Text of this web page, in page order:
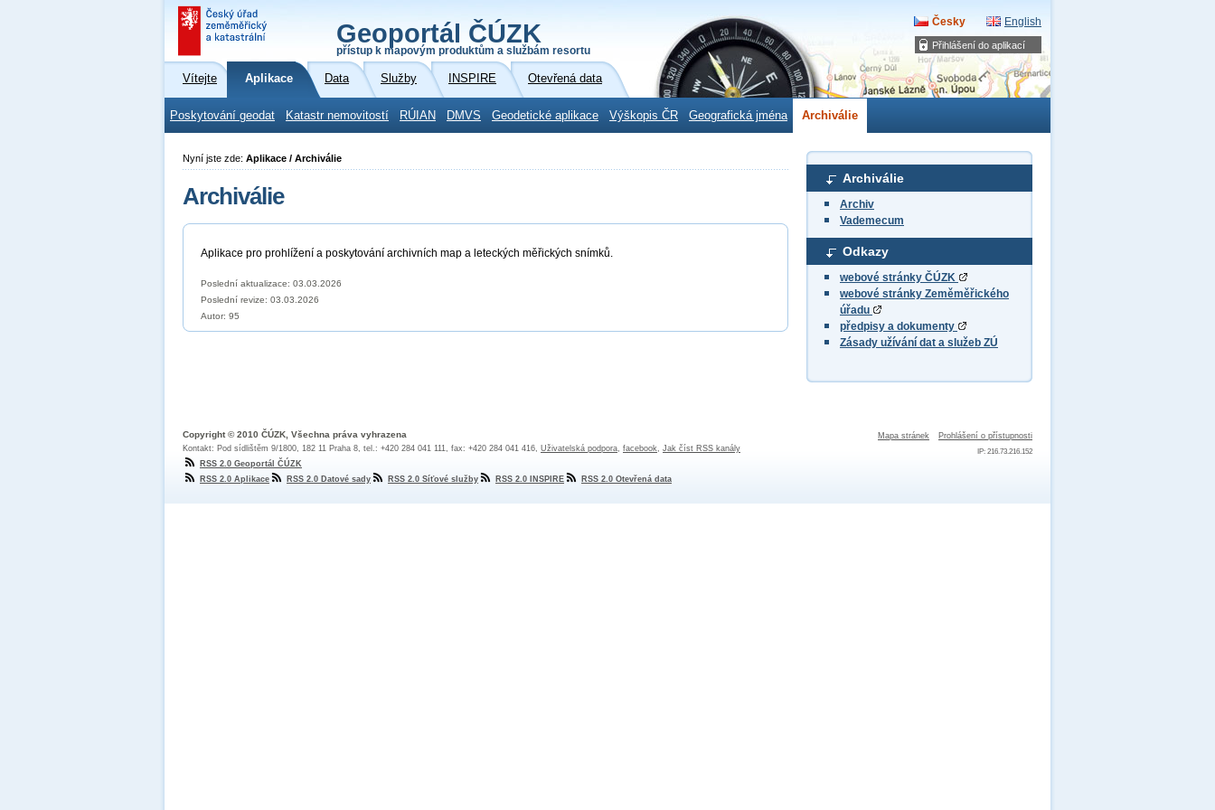
Přihlášení do aplikací
Geoportál ČÚZK
přístup k mapovým produktům a službám resortu
Česky English
Vítejte Aplikace Data Služby INSPIRE Otevřená data
Poskytování geodat Katastr nemovitostí RÚIAN DMVS Geodetické aplikace Výškopis ČR Geografická jména Archiválie
Archiválie
Archiv
Vademecum
Odkazy
webové stránky ČÚZK
webové stránky Zeměměřického
úřadu
předpisy a dokumenty
Zásady užívání dat a služeb ZÚ
Nyní jste zde: Aplikace / Archiválie
Archiválie
Aplikace pro prohlížení a poskytování archivních map a leteckých měřických snímků.
Poslední aktualizace: 03.03.2026
Poslední revize: 03.03.2026
Autor: 95
Mapa stránek Prohlášení o přístupnosti
IP: 216.73.216.152
Copyright © 2010 ČÚZK, Všechna práva vyhrazena
Kontakt: Pod sídlištěm 9/1800, 182 11 Praha 8, tel.: +420 284 041 111, fax: +420 284 041 416, Uživatelská podpora, facebook, Jak číst RSS kanály
RSS 2.0 Geoportál ČÚZK
RSS 2.0 Aplikace
RSS 2.0 Datové sady RSS 2.0 Síťové služby RSS 2.0 INSPIRE RSS 2.0 Otevřená data